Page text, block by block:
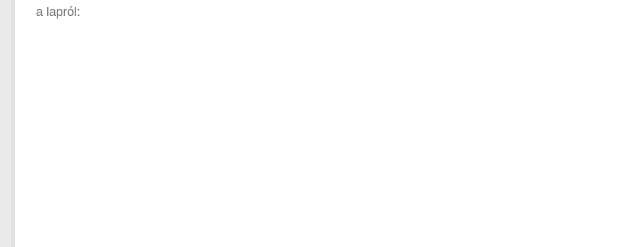
a lapról: